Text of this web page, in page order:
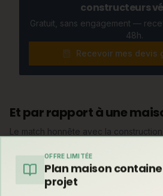
constructeurs
Gratuit, sans engagement —
48h.
Recevoir mes devis
Et par rapport à une
Le match honnête avec la
Critère
Maison
OFFRE LIMITÉE
Plan maison
projet